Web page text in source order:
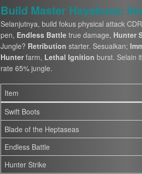
Build Master Hayabusa:
Selanjutnya, build fokus physical attack
pen, Endless Battletrue damage, Hunter
Jungle? Retribution starter. Sesuaikan;
Hunterfarm, Lethal Ignition burst. Selain
rate 65% jungle.
Item
Swift Boots
Blade of the Heptaseas
Endless Battle
Hunter Strike